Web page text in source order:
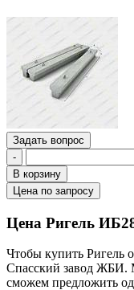
Задать вопрос
-
В корзину
Цена по запросу
Цена Ригель
Чтобы купить Ригель
Cпасский завод ЖБИ.
сможем предложить